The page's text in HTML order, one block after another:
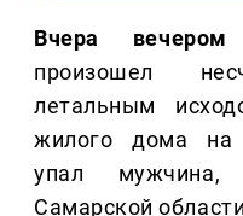
Вчера вечером
произошел
летальным
жилого дома на
упал
Самарской